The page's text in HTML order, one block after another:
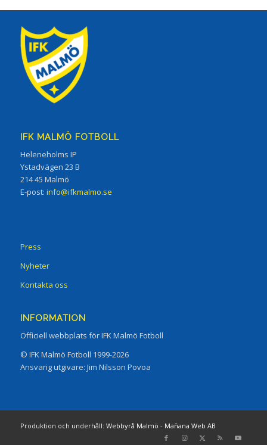
IFK MALMÖ FOTBOLL
Heleneholms IP
Ystadvägen 23 B
214 45 Malmö
E-post: info@ifkmalmo.se
Press
Nyheter
Kontakta oss
INFORMATION
Officiell webbplats för IFK Malmö Fotboll
© IFK Malmö Fotboll 1999-2026
Ansvarig utgivare: Jim Nilsson Povoa
Produktion och underhåll: Webbyrå Malmö - Mañana Web AB